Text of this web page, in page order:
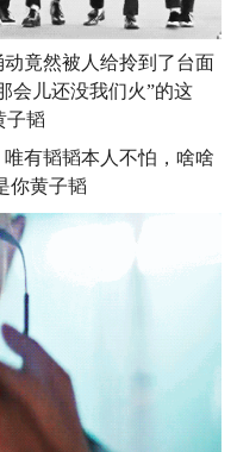
竟然被人给拎到了台面
会儿还没我们火”的这
子韬
有韬韬本人不怕，啥啥
你黄子韬